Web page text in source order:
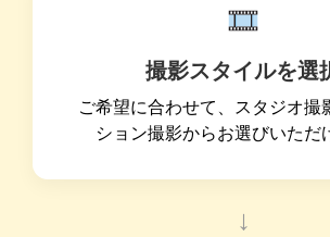
撮影スタイルを選
ご希望に合わせて、スタジオ撮
ション撮影からお選びいただ
↓